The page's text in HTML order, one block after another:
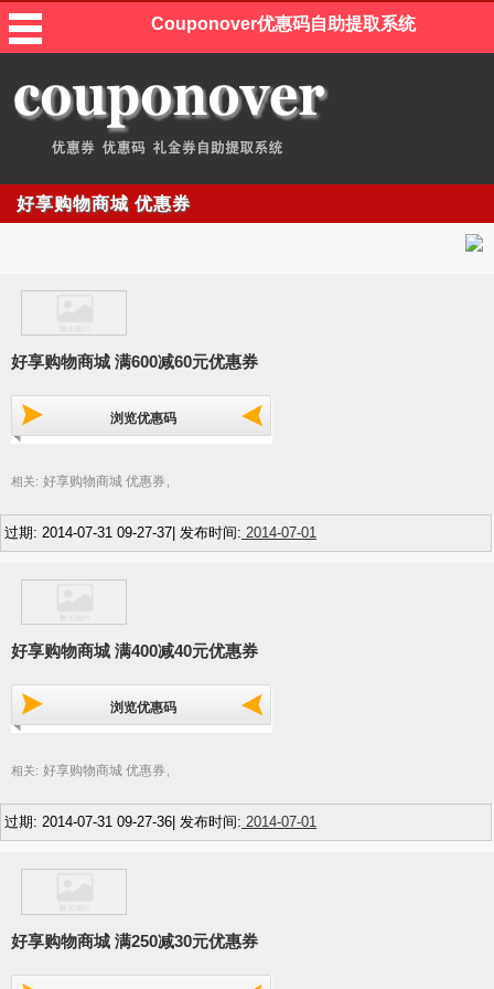
Couponover优惠码自助提取系统
好享购物商城 优惠券
好享购物商城 满600减60元优惠券
浏览优惠码
相关: 好享购物商城 优惠券
过期: 2014-07-31 09-27-37| 发布时间: 2014-07-01
好享购物商城 满400减40元优惠券
浏览优惠码
相关: 好享购物商城 优惠券 ,
过期: 2014-07-31 09-27-36| 发布时间: 2014-07-01
好享购物商城 满250减30元优惠券